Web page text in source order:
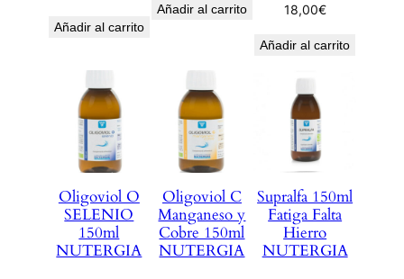
Añadir al carrito
Añadir al carrito 18,00€
Añadir al carrito
Oligoviol O
SELENIO
150ml
NUTERGIA
Oligoviol C
Manganeso y
Cobre 150ml
NUTERGIA
Supralfa 150ml
Fatiga Falta
Hierro
NUTERGIA